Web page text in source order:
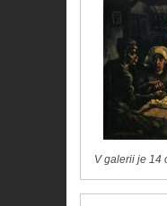
V galerii je 14